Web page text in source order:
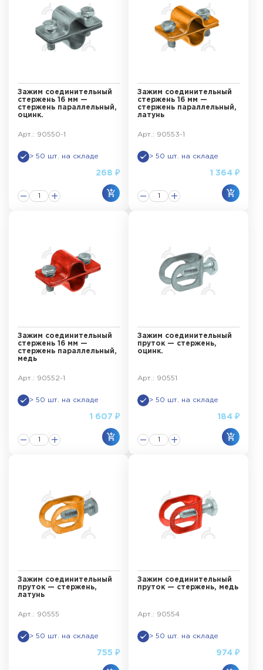
Зажим соединительный
стержень 16 мм —
стержень параллельный,
оцинк.
Арт.: 90550-1
> 50 шт. на складе
268 ₽
Зажим соединительный
стержень 16 мм —
стержень параллельный,
латунь
Арт.: 90553-1
> 50 шт. на складе
1 364 ₽
Зажим соединительный
стержень 16 мм —
стержень параллельный,
медь
Арт.: 90552-1
> 50 шт. на складе
1 607 ₽
Зажим соединительный
пруток — стержень,
оцинк.
Арт.: 90551
> 50 шт. на складе
184 ₽
Зажим соединительный
пруток — стержень,
латунь
Арт.: 90555
> 50 шт. на складе
755 ₽
Зажим соединительный
пруток — стержень, медь
Арт.: 90554
> 50 шт. на складе
974 ₽